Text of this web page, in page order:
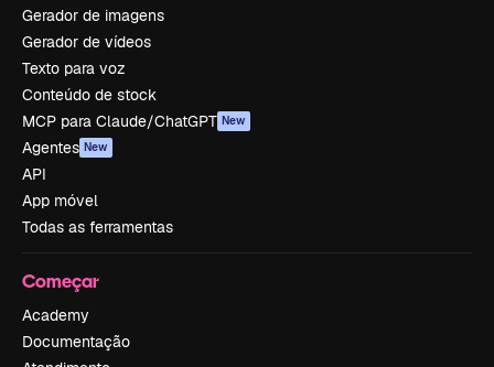
Gerador de imagens
Gerador de vídeos
Texto para voz
Conteúdo de stock
MCP para Claude/ChatGPT New
Agentes New
API
App móvel
Todas as ferramentas
Começar
Academy
Documentação